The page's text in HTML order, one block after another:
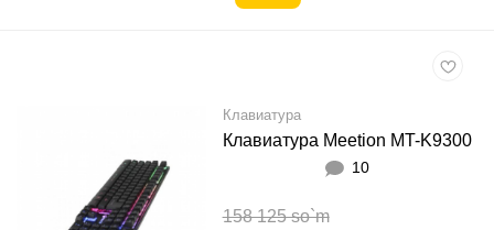
Клавиатура
Клавиатура Meetion MT-K9300
10
158 125 so`m